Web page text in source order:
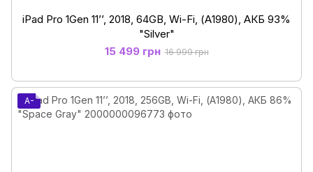
iPad Pro 1Gen 11’’, 2018, 64GB, Wi-Fi, (А1980), АКБ 93%
"Silver"
15 499 грн 16 999 грн
A-